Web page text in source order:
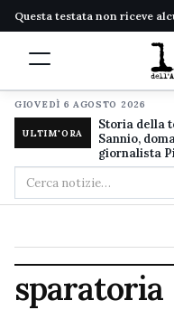
Questa testata non riceve
GIOVEDÌ 6 AGOSTO 2026
ULTIM'ORA
Storia della
Sannio,
giornalista
Cerca
nel
sparatoria